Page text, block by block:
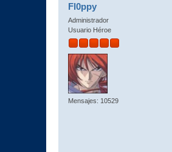
Fl0ppy
Administrador
Usuario Héroe
Mensajes: 10529